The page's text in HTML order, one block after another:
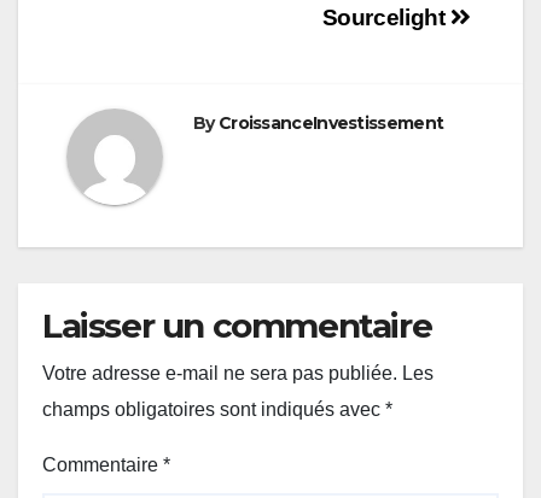
Sourcelight
ByCroissanceInvestissement
Laisser un commentaire
Votre adresse e-mail ne sera pas publiée. Les
champs obligatoires sont indiqués avec *
Commentaire *